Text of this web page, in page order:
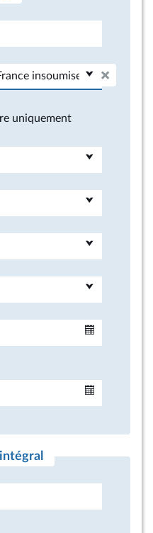
uniquement